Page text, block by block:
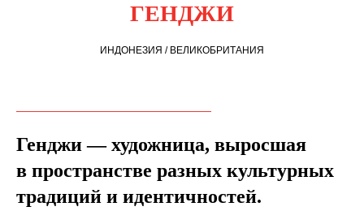
ГЕНДЖИ
ИНДОНЕЗИЯ / ВЕЛИКОБРИТАНИЯ
Генджи — художница, выросшая
в пространстве разных культурных
традиций и идентичностей.